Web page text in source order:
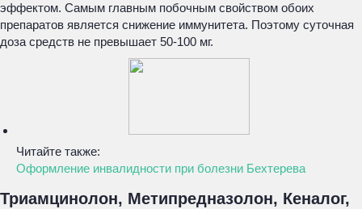
эффектом. Самым главным побочным свойством обоих
препаратов является снижение иммунитета. Поэтому суточная
доза средств не превышает 50-100 мг.
Читайте также:
Оформление инвалидности при болезни Бехтерева
Триамцинолон, Метипредназолон, Кеналог,